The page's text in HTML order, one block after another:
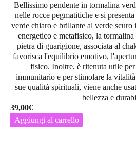
Bellissimo pendente in tormalina
nelle rocce pegmatitiche e si
verde chiaro e brillante al verde
energetico e metafisico, la tormalina
pietra di guarigione, associata al
favorisca l'equilibrio emotivo,
fisico. Inoltre, è ritenuta utile
immunitario e per stimolare la
sue qualità spirituali, viene anche
bellezza e
39,00€
Aggiungi al carrello